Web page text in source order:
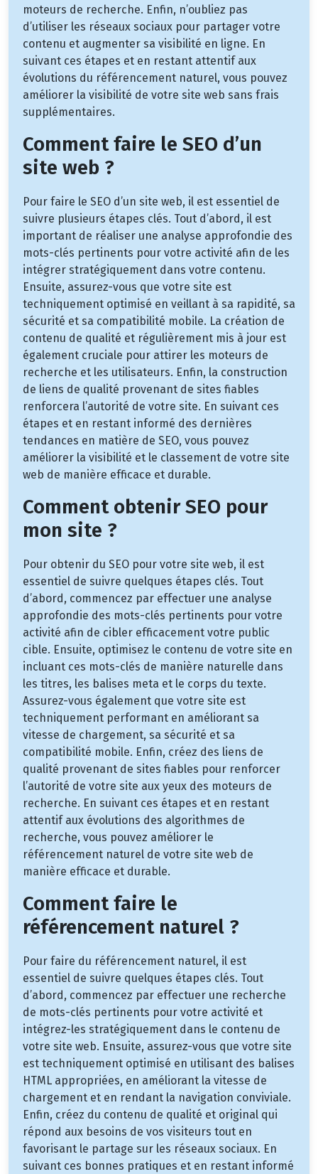
moteurs de recherche. Enfin, n’oubliez pas
d’utiliser les réseaux sociaux pour partager votre
contenu et augmenter sa visibilité en ligne. En
suivant ces étapes et en restant attentif aux
évolutions du référencement naturel, vous pouvez
améliorer la visibilité de votre site web sans frais
supplémentaires.
Comment faire le SEO d’un
site web ?
Pour faire le SEO d’un site web, il est essentiel de
suivre plusieurs étapes clés. Tout d’abord, il est
important de réaliser une analyse approfondie des
mots-clés pertinents pour votre activité afin de les
intégrer stratégiquement dans votre contenu.
Ensuite, assurez-vous que votre site est
techniquement optimisé en veillant à sa rapidité, sa
sécurité et sa compatibilité mobile. La création de
contenu de qualité et régulièrement mis à jour est
également cruciale pour attirer les moteurs de
recherche et les utilisateurs. Enfin, la construction
de liens de qualité provenant de sites fiables
renforcera l’autorité de votre site. En suivant ces
étapes et en restant informé des dernières
tendances en matière de SEO, vous pouvez
améliorer la visibilité et le classement de votre site
web de manière efficace et durable.
Comment obtenir SEO pour
mon site ?
Pour obtenir du SEO pour votre site web, il est
essentiel de suivre quelques étapes clés. Tout
d’abord, commencez par effectuer une analyse
approfondie des mots-clés pertinents pour votre
activité afin de cibler efficacement votre public
cible. Ensuite, optimisez le contenu de votre site en
incluant ces mots-clés de manière naturelle dans
les titres, les balises meta et le corps du texte.
Assurez-vous également que votre site est
techniquement performant en améliorant sa
vitesse de chargement, sa sécurité et sa
compatibilité mobile. Enfin, créez des liens de
qualité provenant de sites fiables pour renforcer
l’autorité de votre site aux yeux des moteurs de
recherche. En suivant ces étapes et en restant
attentif aux évolutions des algorithmes de
recherche, vous pouvez améliorer le
référencement naturel de votre site web de
manière efficace et durable.
Comment faire le
référencement naturel ?
Pour faire du référencement naturel, il est
essentiel de suivre quelques étapes clés. Tout
d’abord, commencez par effectuer une recherche
de mots-clés pertinents pour votre activité et
intégrez-les stratégiquement dans le contenu de
votre site web. Ensuite, assurez-vous que votre site
est techniquement optimisé en utilisant des balises
HTML appropriées, en améliorant la vitesse de
chargement et en rendant la navigation conviviale.
Enfin, créez du contenu de qualité et original qui
répond aux besoins de vos visiteurs tout en
favorisant le partage sur les réseaux sociaux. En
suivant ces bonnes pratiques et en restant informé